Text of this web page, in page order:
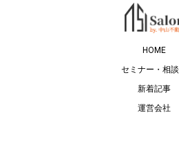
HOME
セミナー・相
新着記事
運営会社